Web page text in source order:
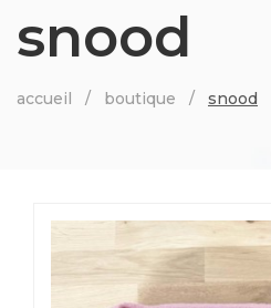
snood
accueil / boutique / snood